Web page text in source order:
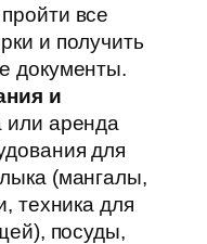
все
и получить
документы.
и
или аренда
для
(мангалы,
техника для
посуды,